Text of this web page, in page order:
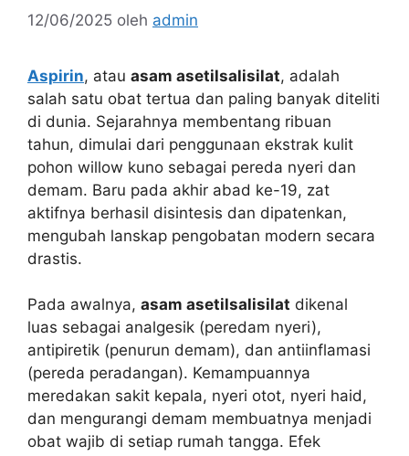
12/06/2025 oleh admin
Aspirin, atau asam asetilsalisilat, adalah
salah satu obat tertua dan paling banyak diteliti
di dunia. Sejarahnya membentang ribuan
tahun, dimulai dari penggunaan ekstrak kulit
pohon willow kuno sebagai pereda nyeri dan
demam. Baru pada akhir abad ke-19, zat
aktifnya berhasil disintesis dan dipatenkan,
mengubah lanskap pengobatan modern secara
drastis.
Pada awalnya, asam asetilsalisilat dikenal
luas sebagai analgesik (peredam nyeri),
antipiretik (penurun demam), dan antiinflamasi
(pereda peradangan). Kemampuannya
meredakan sakit kepala, nyeri otot, nyeri haid,
dan mengurangi demam membuatnya menjadi
obat wajib di setiap rumah tangga. Efek